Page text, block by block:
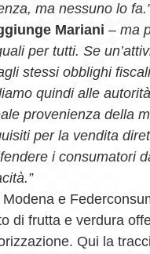
ma nessuno lo
Mariani – ma
per tutti. Se
stessi obblighi
quindi alle
provenienza della
per la vendita
i consumatori
e
di frutta e verdura
Qui la